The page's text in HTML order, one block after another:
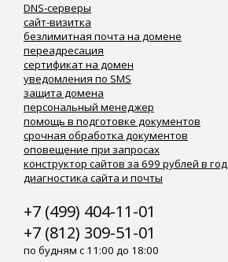
DNS-серверы
сайт-визитка
безлимитная почта на домене
переадресация
сертификат на домен
уведомления по SMS
защита домена
персональный менеджер
помощь в подготовке документов
срочная обработка документов
оповещение при запросах
конструктор сайтов за 699 рублей в год
диагностика сайта и почты
+7 (499) 404-11-01
+7 (812) 309-51-01
по будням с 11:00 до 18:00